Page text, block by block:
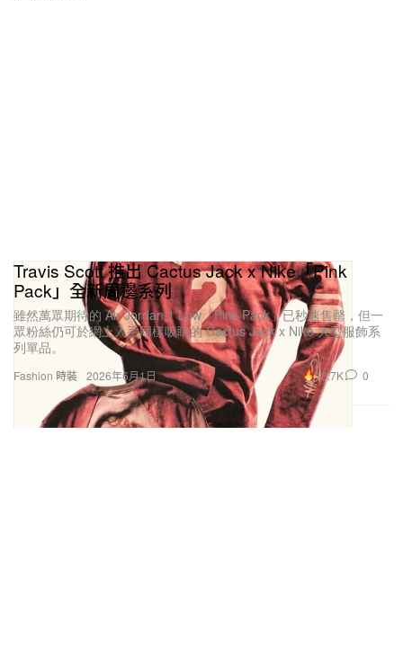
由 Caio Amato（@caioamato）分享的貼文
Fashion 時裝
Travis Scott 推出 Cactus Jack x Nike「Pink
Pack」全新周邊系列
雖然萬眾期待的 Air Jordan 1 Low「Pink Pack」已秒速售罄，但一
眾粉絲仍可於網上入手同樣吸睛的 Cactus Jack x Nike 大型服飾系
列單品。
2026年6月1日 13.7K 0